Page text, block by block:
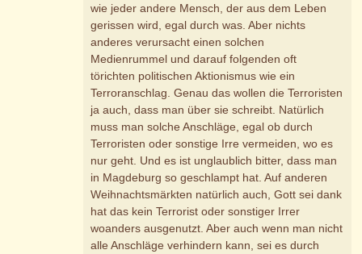
wie jeder andere Mensch, der aus dem Leben
gerissen wird, egal durch was. Aber nichts
anderes verursacht einen solchen
Medienrummel und darauf folgenden oft
törichten politischen Aktionismus wie ein
Terroranschlag. Genau das wollen die Terroristen
ja auch, dass man über sie schreibt. Natürlich
muss man solche Anschläge, egal ob durch
Terroristen oder sonstige Irre vermeiden, wo es
nur geht. Und es ist unglaublich bitter, dass man
in Magdeburg so geschlampt hat. Auf anderen
Weihnachtsmärkten natürlich auch, Gott sei dank
hat das kein Terrorist oder sonstiger Irrer
woanders ausgenutzt. Aber auch wenn man nicht
alle Anschläge verhindern kann, sei es durch